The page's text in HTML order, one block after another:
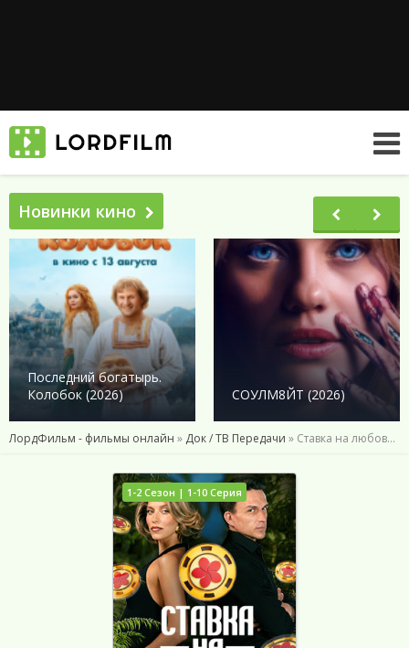
Новинки кино
Последний богатырь.
Колобок (2026)
СОУЛМ8ЙТ (2026)
ЛордФильм - фильмы онлайн » Док / ТВ Передачи » Ставка на любовь (1-2 Сезон)
1-2 Сезон | 1-10 Серия